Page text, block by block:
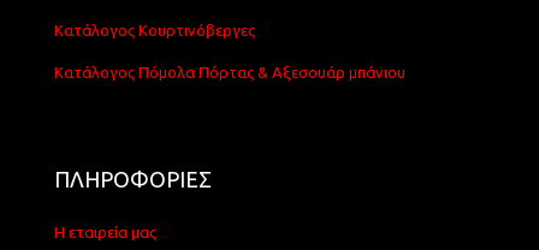
Κατάλογος Κουρτινόβεργες
Κατάλογος Πόμολα Πόρτας & Αξεσουάρ μπάνιου
ΠΛΗΡΟΦΟΡΙΕΣ
Η εταιρεία μας